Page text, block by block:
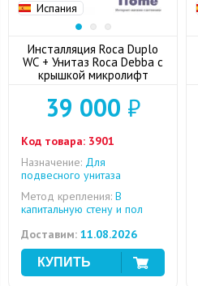
Испания
Инсталляция Roca Duplo
WC + Унитаз Roca Debba с
крышкой микролифт
39 000 ₽
Код товара: 3901
Назначение: Для
подвесного унитаза
Метод крепления: В
капитальную стену и пол
Доставим: 11.08.2026